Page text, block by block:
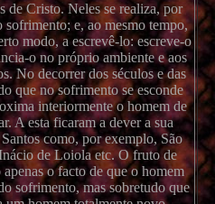
de Cristo. Neles se realiza, por
e, ao mesmo tempo,
modo, a escrevê-lo: escreve-o
o no próprio ambiente e aos
No decorrer dos séculos e das
que no sofrimento se esconde
interiormente o homem de
A esta ficaram a dever a sua
como, por exemplo, São
de Loiola etc. O fruto de
o facto de que o homem
sofrimento, mas sobretudo que